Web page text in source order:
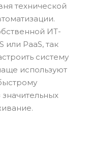
технической
ИТ-
PaaS, так
систему
используют